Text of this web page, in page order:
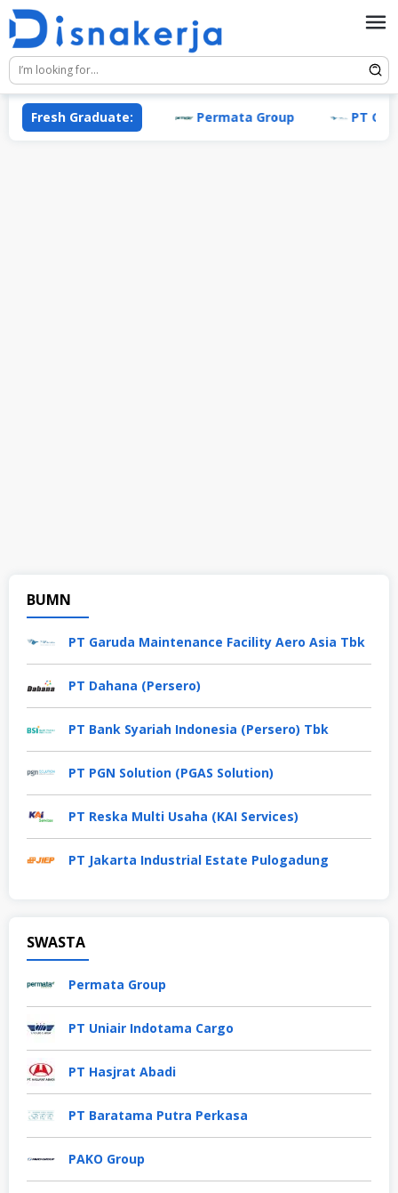
Skip
content
Fresh Graduate: Permata Group PT
BUMN
PT Garuda Maintenance Facility Aero Asia Tbk
PT Dahana (Persero)
PT Bank Syariah Indonesia (Persero) Tbk
PT PGN Solution (PGAS Solution)
PT Reska Multi Usaha (KAI Services)
PT Jakarta Industrial Estate Pulogadung
SWASTA
Permata Group
PT Uniair Indotama Cargo
PT Hasjrat Abadi
PT Baratama Putra Perkasa
PAKO Group